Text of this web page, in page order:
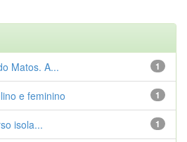
1
Matos. A...
1
e feminino
1
isola...